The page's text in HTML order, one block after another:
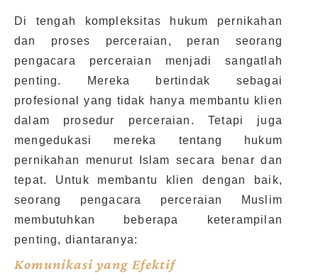
Di tengah kompleksitas hukum pernikahan
dan proses perceraian, peran seorang
pengacara perceraian menjadi sangatlah
penting. Mereka bertindak sebagai
profesional yang tidak hanya membantu klien
dalam prosedur perceraian. Tetapi juga
mengedukasi mereka tentang hukum
pernikahan menurut Islam secara benar dan
tepat. Untuk membantu klien dengan baik,
seorang pengacara perceraian Muslim
membutuhkan beberapa keterampilan
penting, diantaranya:
Komunikasi yang Efektif